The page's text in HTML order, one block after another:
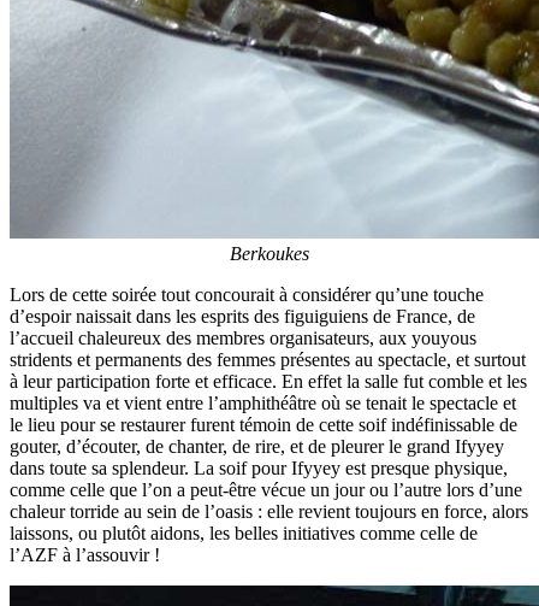
Berkoukes
Lors de cette soirée tout concourait à considérer qu’une touche
d’espoir naissait dans les esprits des figuiguiens de France, de
l’accueil chaleureux des membres organisateurs, aux youyous
stridents et permanents des femmes présentes au spectacle, et surtout
à leur participation forte et efficace. En effet la salle fut comble et les
multiples va et vient entre l’amphithéâtre où se tenait le spectacle et
le lieu pour se restaurer furent témoin de cette soif indéfinissable de
gouter, d’écouter, de chanter, de rire, et de pleurer le grand Ifyyey
dans toute sa splendeur. La soif pour Ifyyey est presque physique,
comme celle que l’on a peut-être vécue un jour ou l’autre lors d’une
chaleur torride au sein de l’oasis : elle revient toujours en force, alors
laissons, ou plutôt aidons, les belles initiatives comme celle de
l’AZF à l’assouvir !